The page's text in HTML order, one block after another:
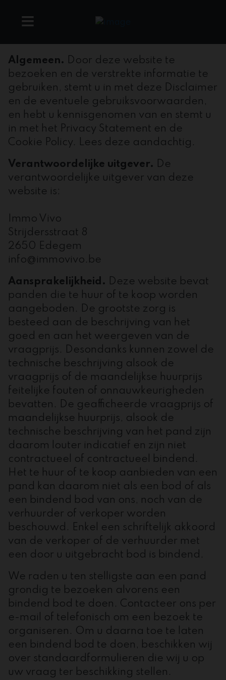
Algemeen. Door deze website te
bezoeken en de verstrekte informatie te
gebruiken, stemt u in met deze Disclaimer
en de eventuele gebruiksvoorwaarden,
en hebt u kennisgenomen van en stemt u
in met het Privacy Statement en de
Cookie Policy. Lees deze aandachtig.
Verantwoordelijke uitgever. De
verantwoordelijke uitgever van deze
website is:
Immo Vivo
Strijdersstraat 8
2650 Edegem
info@immovivo.be
Aansprakelijkheid. Deze website bevat
panden die te huur of te koop worden
aangeboden. De grootste zorg is
besteed aan de beschrijving van het
goed en aan het weergeven van de
vraagprijs. Desondanks kunnen zowel de
technische beschrijving alsook de
vraagprijs of de maandelijkse huurprijs
feitelijke fouten of onnauwkeurigheden
bevatten. De geafficheerde vraagprijs of
maandelijkse huurprijs, alsook de
technische beschrijving van het pand zijn
daarom louter indicatief en zijn niet
contractueel of contractueel bindend.
Het te huur of te koop aanbieden van een
pand kan daarom niet als een bod of als
een bindend bod van ons, noch van de
verhuurder of verkoper worden
beschouwd. Enkel een schriftelijk akkoord
van de verkoper of de verhuurder met
een door u uitgebracht bod is bindend.
We raden u ten stelligste aan een pand
grondig te bezoeken alvorens een
bindend bod te doen. Contacteer ons per
e-mail of telefonisch om een bezoek te
organiseren. Om u daarna toe te laten
een bindend bod te doen, beschikken wij
over standaardformulieren die wij u op
uw vraag ter beschikking stellen.